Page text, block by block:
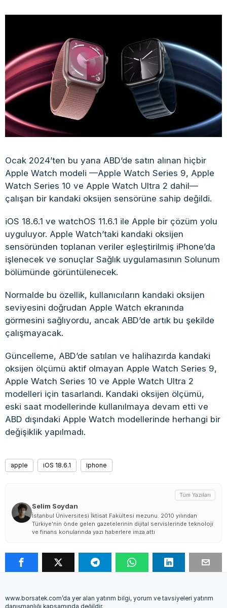
Ocak 2024’ten bu yana ABD’de satın alınan hiçbir
Apple Watch modeli —Apple Watch Series 9, Apple
Watch Series 10 ve Apple Watch Ultra 2 dahil—
çalışan bir kandaki oksijen sensörüne sahip değildi.
iOS 18.6.1 ve watchOS 11.6.1 ile Apple bir çözüm yolu
uyguluyor. Apple Watch’taki kandaki oksijen
sensöründen toplanan veriler eşleştirilmiş iPhone’da
işlenecek ve sonuçlar Sağlık uygulamasının Solunum
bölümünde görüntülenecek.
Normalde bu özellik, kullanıcıların kandaki oksijen
seviyesini doğrudan Apple Watch ekranında
görmesini sağlıyordu, ancak ABD’de artık bu şekilde
çalışmayacak.
Güncelleme, ABD’de satılan ve halihazırda kandaki
oksijen ölçümü aktif olmayan Apple Watch Series 9,
Apple Watch Series 10 ve Apple Watch Ultra 2
modelleri için tasarlandı. Kandaki oksijen ölçümü,
eski saat modellerinde kullanılmaya devam etti ve
ABD dışındaki Apple Watch modellerinde herhangi bir
değişiklik yapılmadı.
apple iOS 18.6.1 iphone
Selim Soydan
Tüm Yazıları
İstanbul Üniversitesi İktisat Fakültesi mezunu. 2010 yılından
Türkiye'nin önde gelen gazetelerinin dijital servislerinde teknoloji
ve finans konularında yazı haberlere imza attı
www.borsatek.com’da yer alan yatırım bilgi, yorum ve tavsiyeleri yatırım